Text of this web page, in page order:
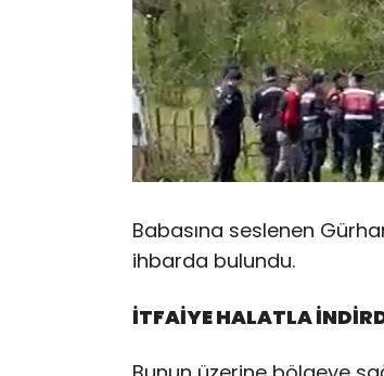
Babasına seslenen
ihbarda bulundu.
İTFAİYE HALATLA